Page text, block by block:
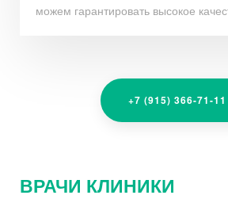
можем гарантировать высокое
+7 (915) 366-71-11
ВРАЧИ КЛИНИКИ